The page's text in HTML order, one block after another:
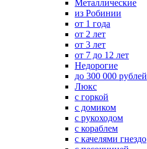
Металлические
из Робинии
от 1 года
от 2 лет
от 3 лет
от 7 до 12 лет
Недорогие
до 300 000 рублей
Люкс
с горкой
с домиком
с рукоходом
с кораблем
с качелями гнездо